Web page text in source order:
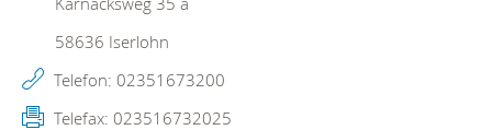
58636 Iserlohn
Telefon: 02351673200
Telefax: 023516732025